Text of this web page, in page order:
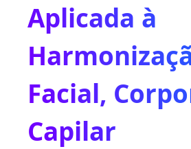
Aplicada à
Facial,
Capilar